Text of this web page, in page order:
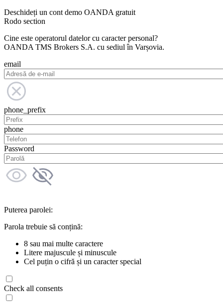
Deschideți un cont demo OANDA gratuit
Rodo section
Cine este operatorul datelor cu caracter personal?
OANDA TMS Brokers S.A. cu sediul în Varșovia.
email
phone_prefix
phone
Password
Puterea parolei:
Parola trebuie să conțină:
8 sau mai multe caractere
Litere majuscule și minuscule
Cel puțin o cifră și un caracter special
Check all consents